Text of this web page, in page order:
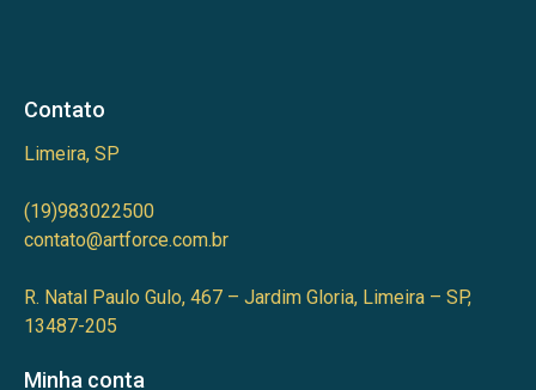
Contato
Limeira, SP
(19)983022500
contato@artforce.com.br
R. Natal Paulo Gulo, 467 – Jardim Gloria, Limeira – SP,
13487-205
Minha conta